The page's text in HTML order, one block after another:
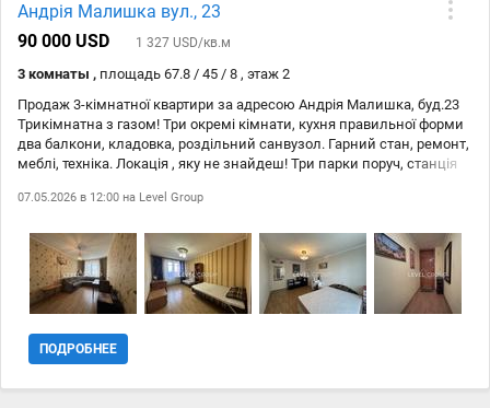
Андрія Малишка вул., 23
90 000 USD
1 327 USD/кв.м
3 комнаты , площадь 67.8 / 45 / 8 , этаж 2
Продаж 3-кімнатної квартири за адресою Андрія Малишка, буд.23
Трикімнатна з газом! Три окремі кімнати, кухня правильної форми
два балкони, кладовка, роздільний санвузол. Гарний стан, ремонт,
меблі, техніка. Локація , яку не знайдеш! Три парки поруч, станція
дит.майданчик. Всі вікна на зелень! Опалення не вимикали;
ліфт.
07.05.2026 в 12:00 на Level Group
ПОДРОБНЕЕ